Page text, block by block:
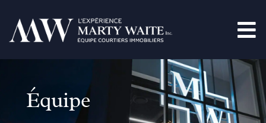
Équipe